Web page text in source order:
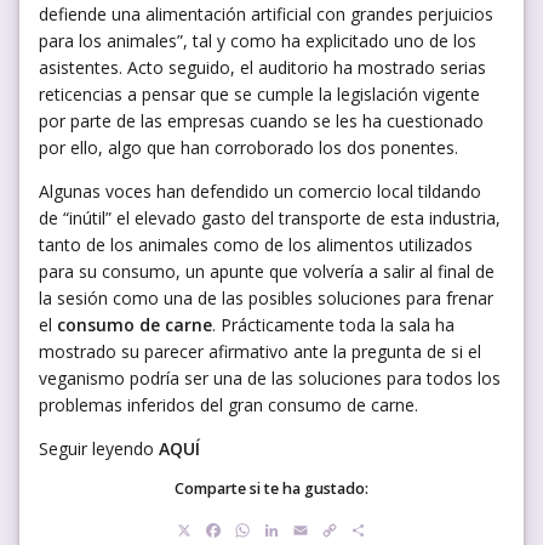
defiende una alimentación artificial con grandes perjuicios
para los animales”, tal y como ha explicitado uno de los
asistentes. Acto seguido, el auditorio ha mostrado serias
reticencias a pensar que se cumple la legislación vigente
por parte de las empresas cuando se les ha cuestionado
por ello, algo que han corroborado los dos ponentes.
Algunas voces han defendido un comercio local tildando
de “inútil” el elevado gasto del transporte de esta industria,
tanto de los animales como de los alimentos utilizados
para su consumo, un apunte que volvería a salir al final de
la sesión como una de las posibles soluciones para frenar
el consumo de carne. Prácticamente toda la sala ha
mostrado su parecer afirmativo ante la pregunta de si el
veganismo podría ser una de las soluciones para todos los
problemas inferidos del gran consumo de carne.
Seguir leyendo AQUÍ
Comparte si te ha gustado:
Facebook
WhatsApp
LinkedIn
EmailCopy